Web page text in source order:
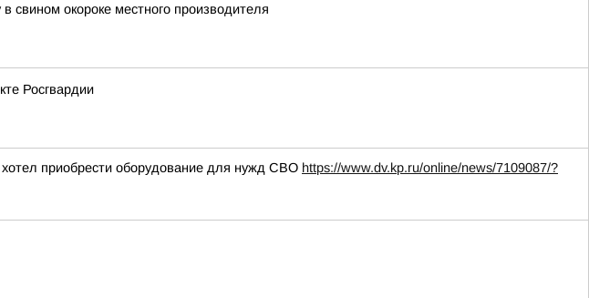
окороке местного производителя
Росгвардии
приобрести оборудование для нужд СВО https://www.dv.kp.ru/online/news/7109087/?